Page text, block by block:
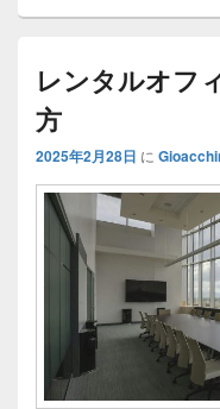
レンタルオフ
方
2025年2月28日 に